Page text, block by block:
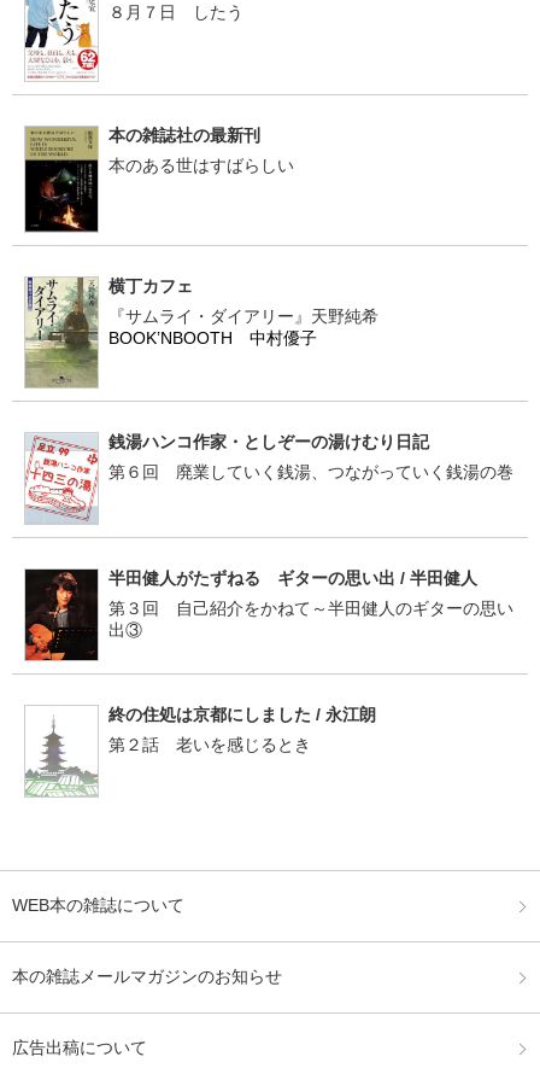
８月７日 したう
本の雑誌社の最新刊
本のある世はすばらしい
横丁カフェ
『サムライ・ダイアリー』天野純希
BOOK’NBOOTH 中村優子
銭湯ハンコ作家・としぞーの湯けむり日記
第６回 廃業していく銭湯、つながっていく銭湯の巻
半田健人がたずねる ギターの思い出 / 半田健人
第３回 自己紹介をかねて～半田健人のギターの思い
出③
終の住処は京都にしました / 永江朗
第２話 老いを感じるとき
WEB本の雑誌について
本の雑誌メールマガジンのお知らせ
広告出稿について